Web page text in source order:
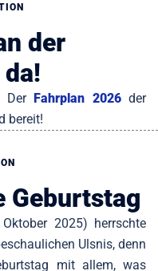
der
DerFahrplan 2026der
bereit!
Geburtstag
2025) herrschte
Ulsnis, denn
mit allem, was